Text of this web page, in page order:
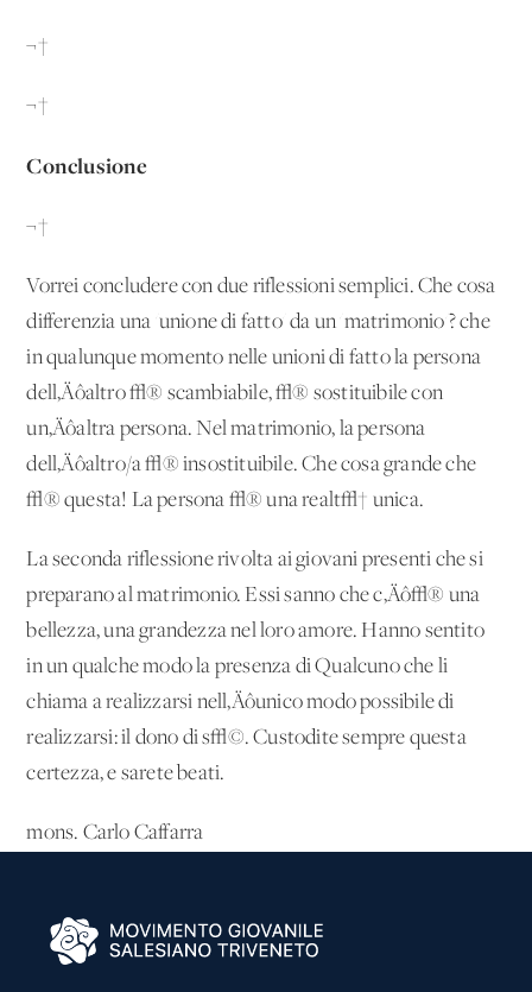
¬†
¬†
Conclusione
¬†
Vorrei concludere con due riflessioni semplici. Che cosa
differenzia una 'unione di fatto' da un 'matrimonio'? che
in qualunque momento nelle unioni di fatto la persona
dell‚Äôaltro √® scambiabile, √® sostituibile con
un‚Äôaltra persona. Nel matrimonio, la persona
dell‚Äôaltro/a √® insostituibile. Che cosa grande che
√® questa! La persona √® una realt√† unica.
La seconda riflessione rivolta ai giovani presenti che si
preparano al matrimonio. Essi sanno che c‚Äô√® una
bellezza, una grandezza nel loro amore. Hanno sentito
in un qualche modo la presenza di Qualcuno che li
chiama a realizzarsi nell‚Äôunico modo possibile di
realizzarsi: il dono di s√©. Custodite sempre questa
certezza, e sarete beati.
mons. Carlo Caffarra